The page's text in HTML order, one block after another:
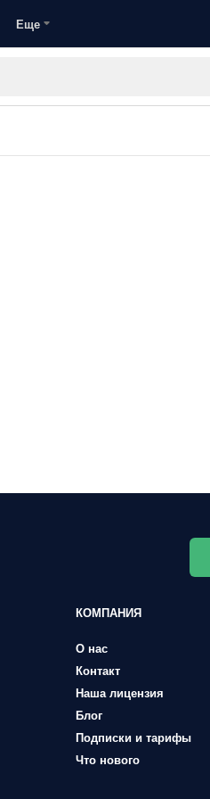
Еще
КОМПАНИЯ
О нас
Контакт
Наша лицензия
Блог
Подписки и тарифы
Что нового